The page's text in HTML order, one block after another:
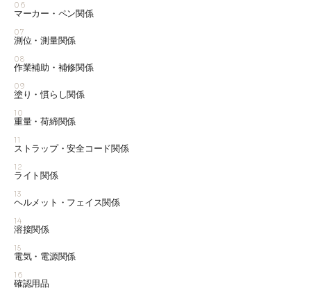
06
マーカー・ペン関係
07
測位・測量関係
08
作業補助・補修関係
09
塗り・慣らし関係
10
重量・荷締関係
11
ストラップ・安全コード関係
12
ライト関係
13
ヘルメット・フェイス関係
14
溶接関係
15
電気・電源関係
16
確認用品